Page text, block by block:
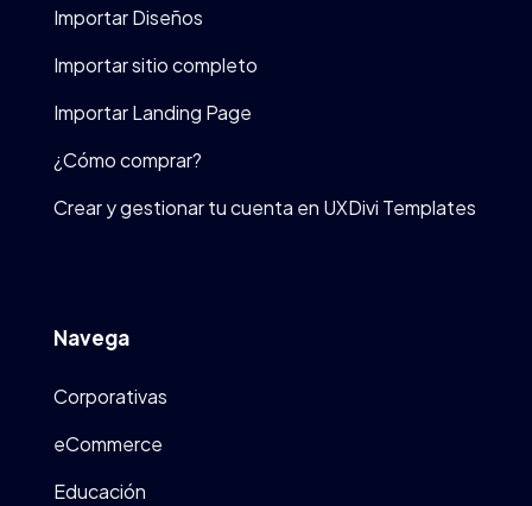
Importar Diseños
Importar sitio completo
Importar Landing Page
¿Cómo comprar?
Crear y gestionar tu cuenta en UXDivi Templates
Navega
Corporativas
eCommerce
Educación